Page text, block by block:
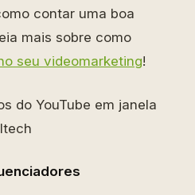
contar uma boa
mais sobre como
seu videomarketing!